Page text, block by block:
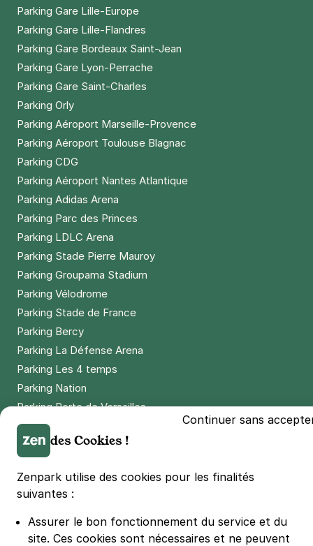
Parking Gare Lille-Europe
Parking Gare Lille-Flandres
Parking Gare Bordeaux Saint-Jean
Parking Gare Lyon-Perrache
Parking Gare Saint-Charles
Parking Orly
Parking Aéroport Marseille-Provence
Parking Aéroport Toulouse Blagnac
Parking CDG
Parking Aéroport Nantes Atlantique
Parking Adidas Arena
Parking Parc des Princes
Parking LDLC Arena
Parking Stade Pierre Mauroy
Parking Groupama Stadium
Parking Vélodrome
Parking Stade de France
Parking Bercy
Parking La Défense Arena
Parking Les 4 temps
Parking Nation
Parking Porte de Versailles
Parking Lille Grand Palais
Parking Euralille
consommation de 20%
Continuer sans
des Cookies !
Zenpark utilise des cookies pour les finalités
suivantes :
Assurer le bon fonctionnement du service et du
site. Ces cookies sont nécessaires et ne peuvent